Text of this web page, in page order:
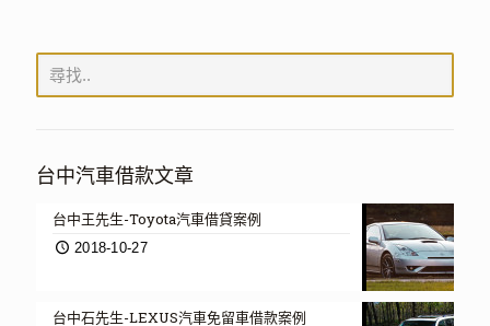
台中汽車借款文章
台中王先生-Toyota汽車借貸案例
2018-10-27
台中石先生-LEXUS汽車免留車借款案例